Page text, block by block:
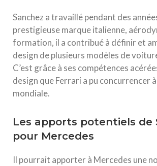
Sanchez a travaillé pendant des
prestigieuse marque italienne,
formation, il a contribué à définir et
design de plusieurs modèles de
C’est grâce à ses compétences
design que Ferrari a pu concurrencer à
mondiale.
Les apports potentiels de
pour Mercedes
Il pourrait apporter à Mercedes une